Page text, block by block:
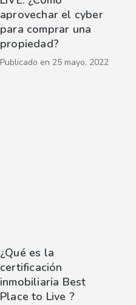
aprovechar el cyber
para comprar una
propiedad?
Publicado en 25 mayo, 2022
¿Qué es la
certificación
inmobiliaria Best
Place to Live ?